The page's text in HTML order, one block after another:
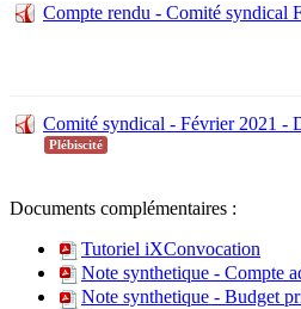
Compte rendu - Comité syndical
Comité syndical - Février 2021 -
Plébiscité
Documents complémentaires :
Tutoriel iXConvocation
Note synthetique - Compte
Note synthetique - Budget